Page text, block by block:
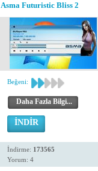
Asma Futuristic Bliss 2
Beğeni:
Daha Fazla Bilgi...
İNDİR
İndirme: 173565
Yorum: 4